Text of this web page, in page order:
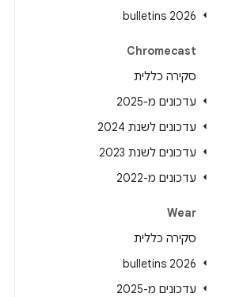
2026 bulletins
Chromecast
סקירה כללית
עדכונים מ-2025
עדכונים לשנת 2024
עדכונים לשנת 2023
עדכונים מ-2022
Wear
סקירה כללית
2026 bulletins
עדכונים מ-2025